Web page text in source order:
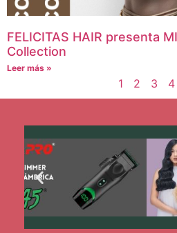
FELICITAS HAIR presenta
Collection
Leer más »
1 2 3 4